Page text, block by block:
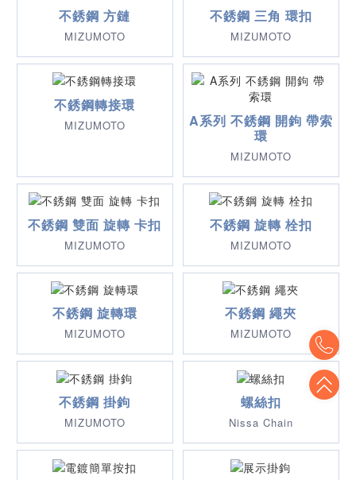
不銹鋼 方鏈
MIZUMOTO
不銹鋼 三角 環扣
MIZUMOTO
不銹鋼轉接環
MIZUMOTO
A系列 不銹鋼 開鉤 帶索
環
MIZUMOTO
不銹鋼 雙面 旋轉 卡扣
MIZUMOTO
不銹鋼 旋轉 栓扣
MIZUMOTO
不銹鋼 旋轉環
MIZUMOTO
不銹鋼 繩夾
MIZUMOTO
不銹鋼 掛鉤
MIZUMOTO
螺絲扣
Nissa Chain